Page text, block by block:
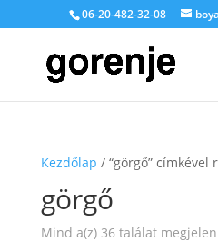
06-20-482-32-08
Kezdőlap / “görgő” címkével
görgő
Mind a(z) 36 találat